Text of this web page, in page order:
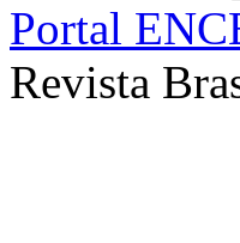
Portal
Revista